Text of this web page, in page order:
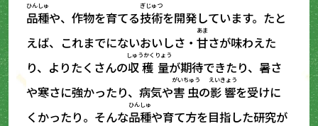
品種
ひんしゅ
や、作物を育てる技術
ぎじゅつ
を開発しています。たと
えば、これまでにないおいしさ・甘
あま
さが味わえた
り、よりたくさんの収穫
しゅうかく
量
りょう
が期待できたり、暑さ
や寒さに強かったり、病気や害虫
がいちゅう
の影響
えいきょう
を受けに
くかったり。そんな品種
ひんしゅ
や育て方を目指した研究が